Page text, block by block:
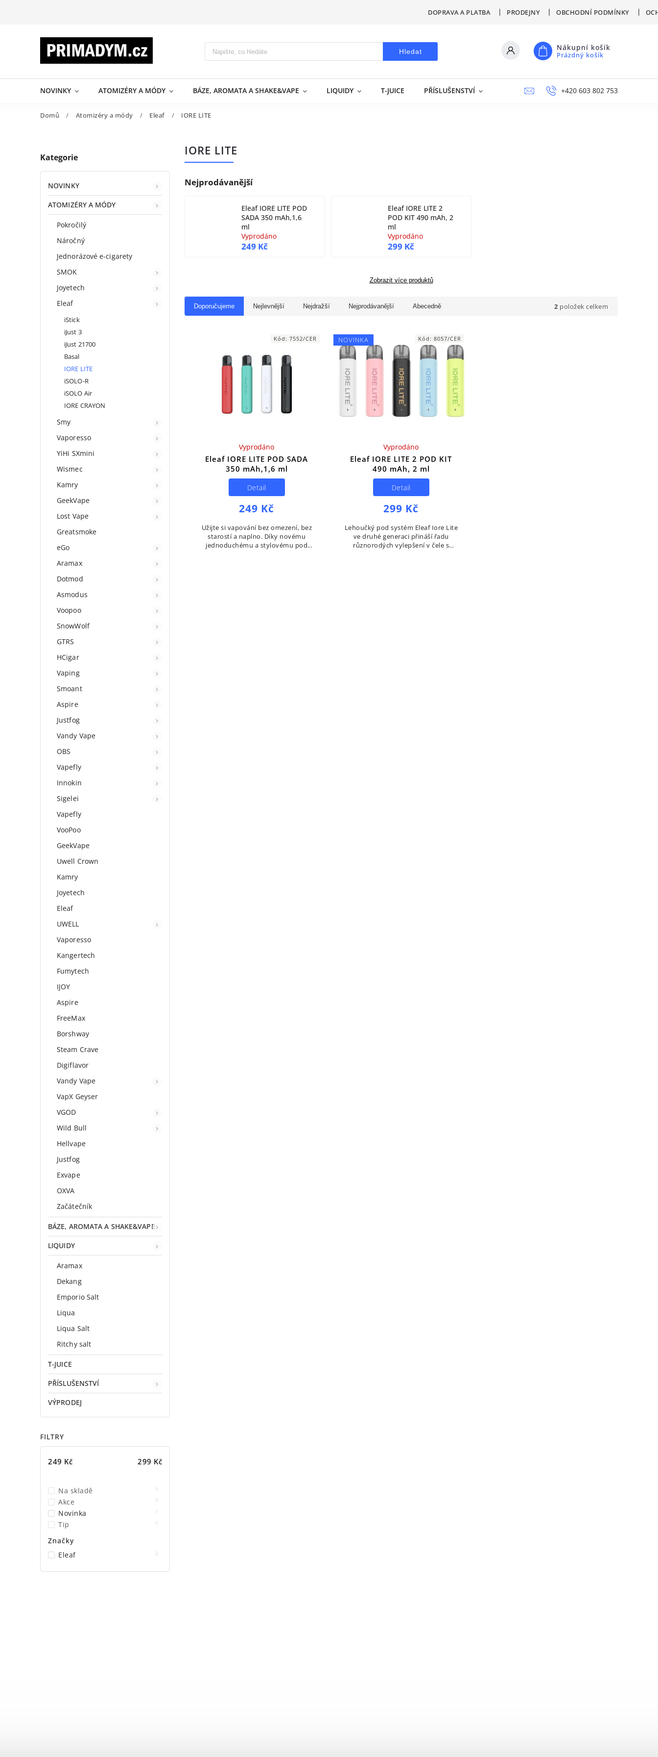
DOPRAVA A PLATBA PRODEJNY OBCHODNÍ PODMÍNKY
Hledat Nákupní košík
Prázdný košík
NOVINKY ATOMIZÉRY A MÓDY BÁZE, AROMATA A SHAKE&VAPE LIQUIDY T-JUICE PŘÍSLUŠENSTVÍ VÝPRODEJ NAPIŠTE NÁM
+420 603 802 753
Domů / Atomizéry a módy / Eleaf / IORE LITE
Kategorie
NOVINKY
ATOMIZÉRY A MÓDY
Pokročilý
Náročný
Jednorázové e-cigarety
SMOK
Joyetech
Eleaf
iStick
iJust 3
iJust 21700
Basal
IORE LITE
iSOLO-R
iSOLO Air
IORE CRAYON
Smy
Vaporesso
YiHi SXmini
Wismec
Kamry
GeekVape
Lost Vape
Greatsmoke
eGo
Aramax
Dotmod
Asmodus
Voopoo
SnowWolf
GTRS
HCigar
Vaping
Smoant
Aspire
Justfog
Vandy Vape
OBS
Vapefly
Innokin
Sigelei
Vapefly
VooPoo
GeekVape
Uwell Crown
Kamry
Joyetech
Eleaf
UWELL
Vaporesso
Kangertech
Fumytech
IJOY
Aspire
FreeMax
Borshway
Steam Crave
Digiflavor
Vandy Vape
VapX Geyser
VGOD
Wild Bull
Hellvape
Justfog
Exvape
OXVA
Začátečník
BÁZE, AROMATA A SHAKE&VAPE
LIQUIDY
Aramax
Dekang
Emporio Salt
Liqua
Liqua Salt
Ritchy salt
T-JUICE
PŘÍSLUŠENSTVÍ
VÝPRODEJ
FILTRY
249 Kč 299 Kč
Na skladě 0
Akce 0
Novinka 1
Tip 0
Značky
Eleaf
2
IORE LITE
Nejprodávanější
Eleaf IORE LITE POD
SADA 350 mAh,1,6
ml
Vyprodáno
249 Kč
Eleaf IORE LITE 2
POD KIT 490 mAh, 2
ml
Vyprodáno
299 Kč
Zobrazit více produktů
Doporučujeme Nejlevnější Nejdražší Nejprodávanější Abecedně 2 položek celkem
Eleaf IORE LITE POD SADA
350 mAh,1,6 ml
Vyprodáno
249 Kč
Detail
Užijte si vapování bez omezení, bez
starostí a naplno. Díky novému
jednoduchému a stylovému pod
Kód:7552/CER NOVINKA
Eleaf IORE LITE 2 POD KIT
490 mAh, 2 ml
Vyprodáno
299 Kč
Detail
Lehoučký pod systém Eleaf Iore Lite
ve druhé generaci přináší řadu
různorodých vylepšení v čele s
Kód:8057/CER